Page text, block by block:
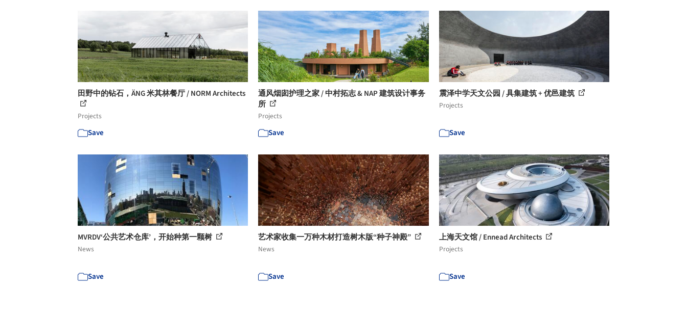
田野中的钻石，ÄNG 米其林餐厅 / NORM Architects
Projects
Save
通风烟囱护理之家 / 中村拓志 & NAP 建筑设计事务
所
Projects
Save
震泽中学天文公园 / 具集建筑 + 优邑建筑
Projects
Save
MVRDV‘公共艺术仓库’，开始种第一颗树
News
Save
艺术家收集一万种木材打造树木版“种子神殿”
News
Save
上海天文馆 / Ennead Architects
Projects
Save